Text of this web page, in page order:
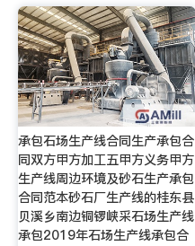
承包石场生产线合同生产承包合
同双方甲方加工五甲方义务甲方
生产线周边环境及砂石生产承包
合同范本砂石厂生产线的桂东县
贝溪乡南边铜锣峡采石场生产线
承包2019年石场生产线承包合